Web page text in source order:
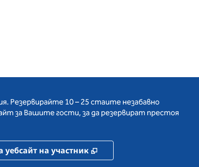
Резервирайте 10 – 25 стаите незабавно
за Вашите гости, за да резервират престоя
уебсайт на участник ,